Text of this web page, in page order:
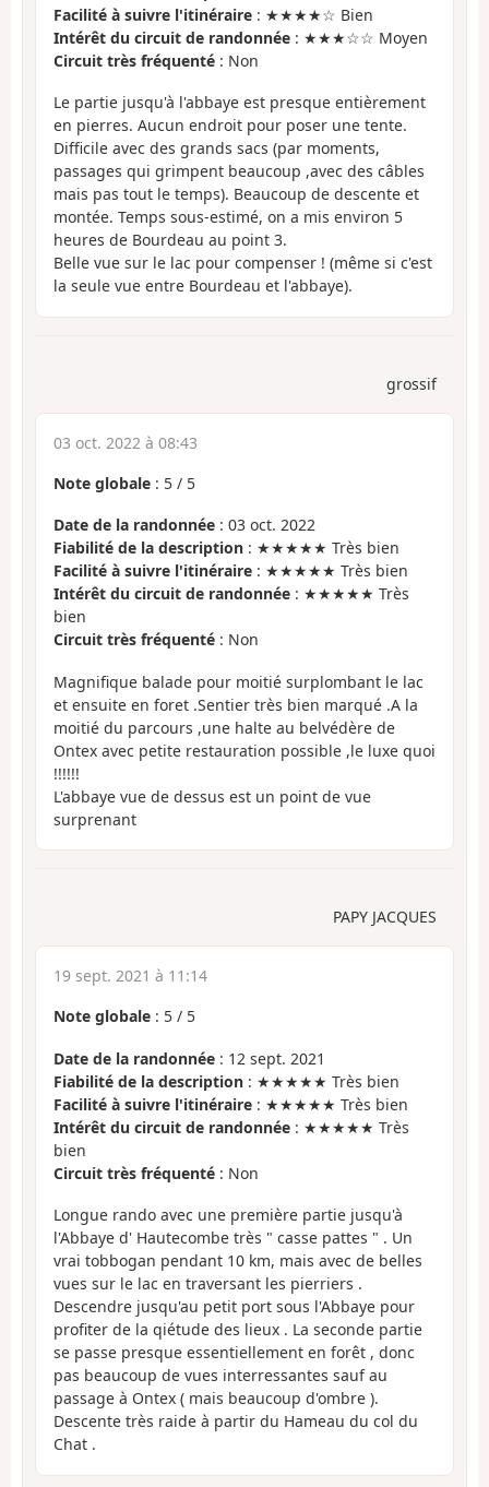
Facilité à suivre l'itinéraire : ★★★★☆ Bien
Intérêt du circuit de randonnée : ★★★☆☆ Moyen
Circuit très fréquenté : Non
Le partie jusqu'à l'abbaye est presque entièrement
en pierres. Aucun endroit pour poser une tente.
Difficile avec des grands sacs (par moments,
passages qui grimpent beaucoup ,avec des câbles
mais pas tout le temps). Beaucoup de descente et
montée. Temps sous-estimé, on a mis environ 5
heures de Bourdeau au point 3.
Belle vue sur le lac pour compenser ! (même si c'est
la seule vue entre Bourdeau et l'abbaye).
grossif
03 oct. 2022 à 08:43
Note globale : 5 / 5
Date de la randonnée : 03 oct. 2022
Fiabilité de la description : ★★★★★ Très bien
Facilité à suivre l'itinéraire : ★★★★★ Très bien
Intérêt du circuit de randonnée : ★★★★★ Très
bien
Circuit très fréquenté : Non
Magnifique balade pour moitié surplombant le lac
et ensuite en foret .Sentier très bien marqué .A la
moitié du parcours ,une halte au belvédère de
Ontex avec petite restauration possible ,le luxe quoi
!!!!!!
L'abbaye vue de dessus est un point de vue
surprenant
PAPY JACQUES
19 sept. 2021 à 11:14
Note globale : 5 / 5
Date de la randonnée : 12 sept. 2021
Fiabilité de la description : ★★★★★ Très bien
Facilité à suivre l'itinéraire : ★★★★★ Très bien
Intérêt du circuit de randonnée : ★★★★★ Très
bien
Circuit très fréquenté : Non
Longue rando avec une première partie jusqu'à
l'Abbaye d' Hautecombe très " casse pattes " . Un
vrai tobbogan pendant 10 km, mais avec de belles
vues sur le lac en traversant les pierriers .
Descendre jusqu'au petit port sous l'Abbaye pour
profiter de la qiétude des lieux . La seconde partie
se passe presque essentiellement en forêt , donc
pas beaucoup de vues interressantes sauf au
passage à Ontex ( mais beaucoup d'ombre ).
Descente très raide à partir du Hameau du col du
Chat .